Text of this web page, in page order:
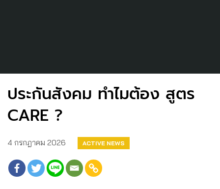
ประกันสังคม ทำไมต้อง สูตร
CARE ?
4 กรกฎาคม 2026 ACTIVE NEWS